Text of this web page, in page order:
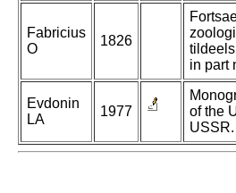
Fabricius
O
1826
in part
Evdonin
LA
1977
of the